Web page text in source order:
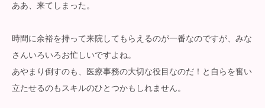
ああ、来てしまった。
時間に余裕を持って来院してもらえるのが一番なのですが、みな
さんいろいろお忙しいですよね。
あやまり倒すのも、医療事務の大切な役目なのだ！と自らを奮い
立たせるのもスキルのひとつかもしれません。